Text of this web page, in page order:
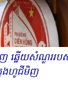
ឆ្លើយសំណួររប
ងហូជីមិញ